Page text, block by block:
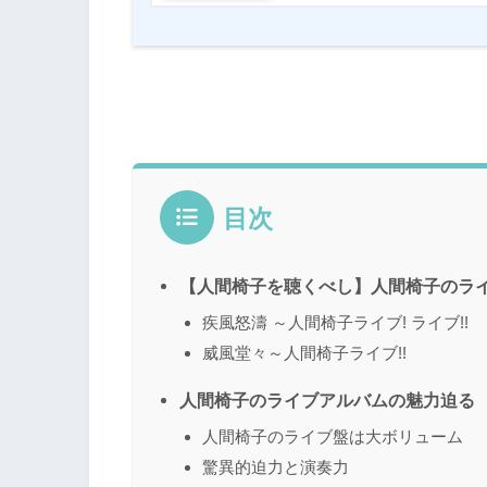
目次
【人間椅子を聴くべし】人間椅子のラ
疾風怒濤 ～人間椅子ライブ! ライブ!!
威風堂々～人間椅子ライブ!!
人間椅子のライブアルバムの魅力迫る
人間椅子のライブ盤は大ボリューム
驚異的迫力と演奏力